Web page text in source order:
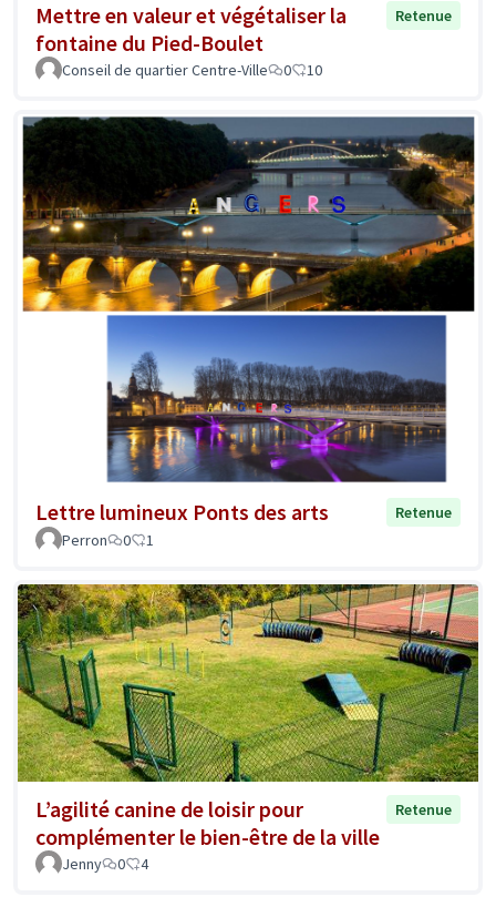
Mettre en valeur et végétaliser la
fontaine du Pied-Boulet
Retenue
Conseil de quartier Centre-Ville 0 10
Lettre lumineux Ponts des arts
Retenue
Perron
0 1
L’agilité canine de loisir pour
complémenter le bien-être de la ville
Retenue
Jenny 0 4